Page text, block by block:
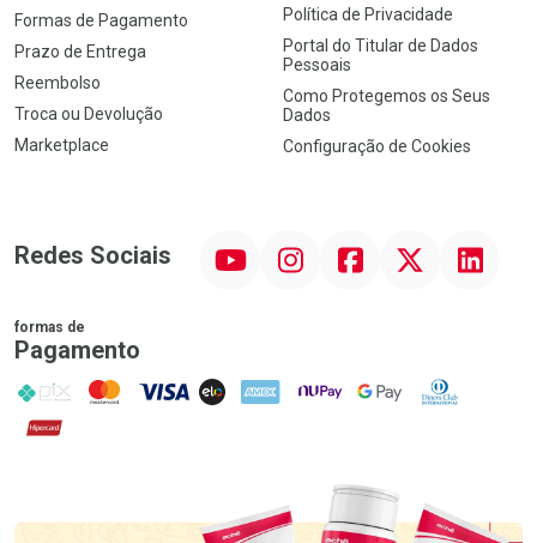
Formas de Pagamento
Prazo de Entrega
Reembolso
Troca ou Devolução
Marketplace
Política de Privacidade
Portal do Titular de Dados
Pessoais
Como Protegemos os Seus
Dados
Configuração de Cookies
Redes Sociais InstagramFacebook Linkedin
formas de
Pagamento
PIX MasterCard
VISA ELO AMEX NuPay Google PayDiners Club
Hipercard
Promoção em Destaque